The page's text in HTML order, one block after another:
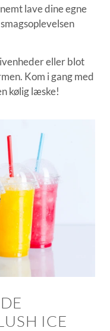
lave dine egne
eller blot
Kom i gang med
kølig læske!
ICE